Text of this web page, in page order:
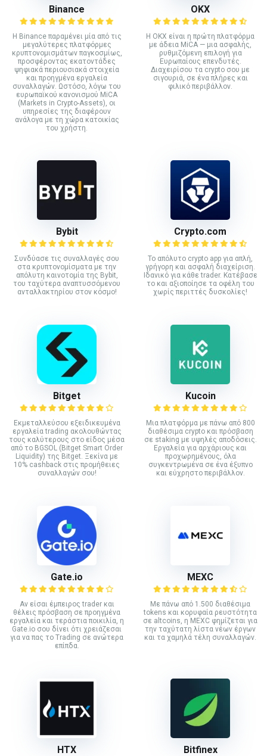
Binance
Η Binance παραμένει μία από τις
μεγαλύτερες πλατφόρμες
κρυπτονομισμάτων παγκοσμίως,
προσφέροντας εκατοντάδες
ψηφιακά περιουσιακά στοιχεία
και προηγμένα εργαλεία
συναλλαγών. Ωστόσο, λόγω του
ευρωπαϊκού κανονισμού MiCA
(Markets in Crypto-Assets), οι
υπηρεσίες της διαφέρουν
ανάλογα με τη χώρα κατοικίας
του χρήστη.
ΟΚΧ
Η OKX είναι η πρώτη πλατφόρμα
με άδεια MiCA — μια ασφαλής,
ρυθμιζόμενη επιλογή για
Ευρωπαίους επενδυτές.
Διαχειρίσου τα crypto σου με
σιγουριά, σε ένα πλήρες και
φιλικό περιβάλλον.
Bybit
Συνδύασε τις συναλλαγές σου
στα κρυπτονομίσματα με την
απόλυτη καινοτομία της Bybit,
του ταχύτερα αναπτυσσόμενου
ανταλλακτηρίου στον κόσμο!
Crypto.com
Το απόλυτο crypto app για απλή,
γρήγορη και ασφαλή διαχείριση.
Ιδανικό για κάθε trader. Κατέβασε
το και αξιοποίησε τα οφέλη του
χωρίς περιττές δυσκολίες!
Bitget
Εκμεταλλεύσου εξειδικευμένα
εργαλεία trading ακολουθώντας
τους καλύτερους στο είδος μέσα
από το BGSOL (Bitget Smart Order
Liquidity) της Bitget. Ξεκίνα με
10% cashback στις προμήθειες
συναλλαγών σου!
Kucoin
Mια πλατφόρμα με πάνω από 800
διαθέσιμα crypto και πρόσβαση
σε staking με υψηλές αποδόσεις.
Εργαλεία για αρχάριους και
προχωρημένους, όλα
συγκεντρωμένα σε ένα έξυπνο
και εύχρηστο περιβάλλον.
Gate.io
Αν είσαι έμπειρος trader και
θέλεις πρόσβαση σε προηγμένα
εργαλεία και τεράστια ποικιλία, η
Gate.io σου δίνει ότι χρειάζεσαι
για να πας το Trading σε ανώτερα
επίπδα.
MEXC
Με πάνω από 1.500 διαθέσιμα
tokens και κορυφαία ρευστότητα
σε altcoins, η MEXC φημίζεται για
την ταχύτατη λίστα νέων έργων
και τα χαμηλά τέλη συναλλαγών.
HTX Bitfinex